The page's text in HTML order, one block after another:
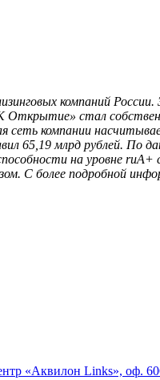
компаний
стал
компании
65,19 млрд рублей. По
на уровне
С более подробной
«Аквилон Links», оф.